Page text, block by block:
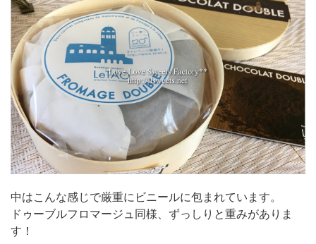
中はこんな感じで厳重にビニールに包まれています。
ドゥーブルフロマージュ同様、ずっしりと重みがありま
す！